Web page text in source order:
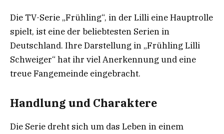
Die TV-Serie „Frühling“, in der Lilli eine Hauptrolle
spielt, ist eine der beliebtesten Serien in
Deutschland. Ihre Darstellung in „Frühling Lilli
Schweiger“ hat ihr viel Anerkennung und eine
treue Fangemeinde eingebracht.
Handlung und Charaktere
Die Serie dreht sich um das Leben in einem